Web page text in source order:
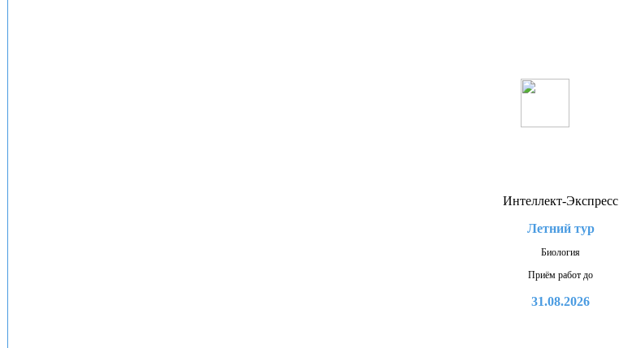
Интеллект-Экспресс
Летний тур
Биология
Приём работ до
31.08.2026